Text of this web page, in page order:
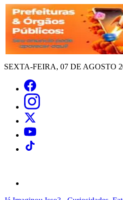
SEXTA-FEIRA, 07 DE AGOSTO